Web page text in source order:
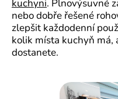
kuchyni. Plnovýsuvné
nebo dobře řešené
zlepšit každodenní
kolik místa kuchyň má,
dostanete.